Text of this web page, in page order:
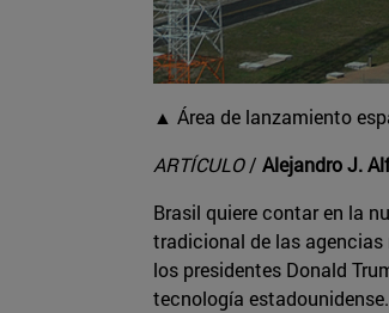
▲ Área de lanzamiento
ARTÍCULO/ Alejandro J.
Brasil quiere contar en la
tradicional de las
los presidentes Donald
tecnología estadounidense.